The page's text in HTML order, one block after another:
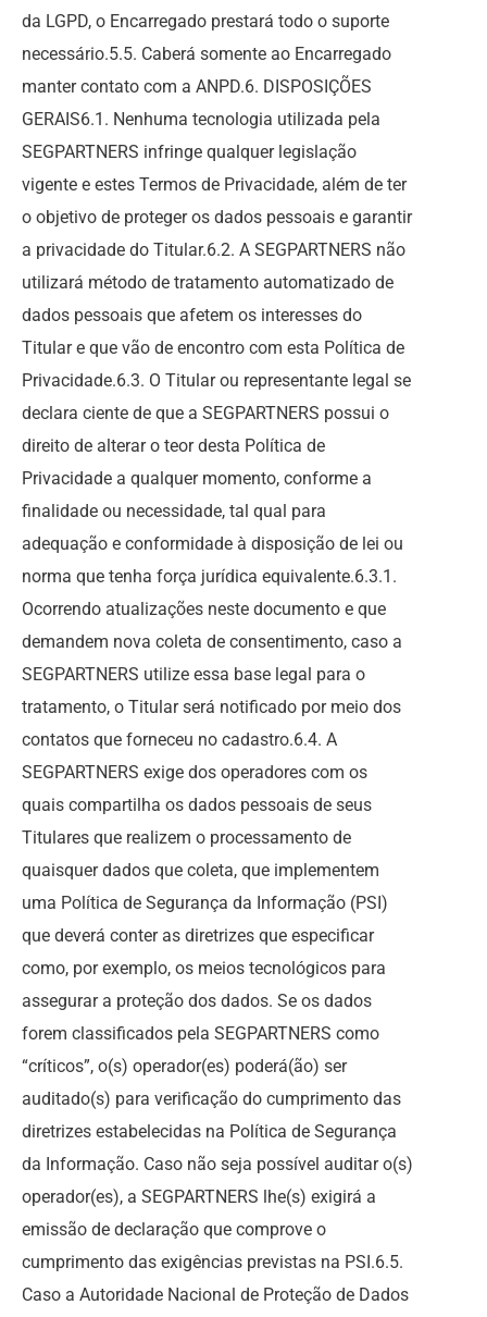
da LGPD, o Encarregado prestará todo o suporte
necessário.5.5. Caberá somente ao Encarregado
manter contato com a ANPD.6. DISPOSIÇÕES
GERAIS6.1. Nenhuma tecnologia utilizada pela
SEGPARTNERS infringe qualquer legislação
vigente e estes Termos de Privacidade, além de ter
o objetivo de proteger os dados pessoais e garantir
a privacidade do Titular.6.2. A SEGPARTNERS não
utilizará método de tratamento automatizado de
dados pessoais que afetem os interesses do
Titular e que vão de encontro com esta Política de
Privacidade.6.3. O Titular ou representante legal se
declara ciente de que a SEGPARTNERS possui o
direito de alterar o teor desta Política de
Privacidade a qualquer momento, conforme a
finalidade ou necessidade, tal qual para
adequação e conformidade à disposição de lei ou
norma que tenha força jurídica equivalente.6.3.1.
Ocorrendo atualizações neste documento e que
demandem nova coleta de consentimento, caso a
SEGPARTNERS utilize essa base legal para o
tratamento, o Titular será notificado por meio dos
contatos que forneceu no cadastro.6.4. A
SEGPARTNERS exige dos operadores com os
quais compartilha os dados pessoais de seus
Titulares que realizem o processamento de
quaisquer dados que coleta, que implementem
uma Política de Segurança da Informação (PSI)
que deverá conter as diretrizes que especificar
como, por exemplo, os meios tecnológicos para
assegurar a proteção dos dados. Se os dados
forem classificados pela SEGPARTNERS como
“críticos”, o(s) operador(es) poderá(ão) ser
auditado(s) para verificação do cumprimento das
diretrizes estabelecidas na Política de Segurança
da Informação. Caso não seja possível auditar o(s)
operador(es), a SEGPARTNERS lhe(s) exigirá a
emissão de declaração que comprove o
cumprimento das exigências previstas na PSI.6.5.
Caso a Autoridade Nacional de Proteção de Dados